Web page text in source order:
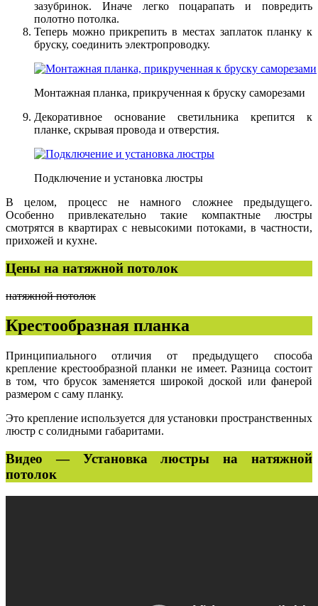
зазубринок. Иначе легко поцарапать и повредить
полотно потолка.
Теперь можно прикрепить в местах заплаток планку к
бруску, соединить электропроводку.
Монтажная планка, прикрученная к бруску саморезами
Декоративное основание светильника крепится к
планке, скрывая провода и отверстия.
Подключение и установка люстры
В целом, процесс не намного сложнее предыдущего.
Особенно привлекательно такие компактные люстры
смотрятся в квартирах с невысокими потоками, в частности,
прихожей и кухне.
Цены на натяжной потолок
натяжной потолок
Крестообразная планка
Принципиального отличия от предыдущего способа
крепление крестообразной планки не имеет. Разница состоит
в том, что брусок заменяется широкой доской или фанерой
размером с саму планку.
Это крепление используется для установки пространственных
люстр с солидными габаритами.
Видео — Установка люстры на натяжной
потолок